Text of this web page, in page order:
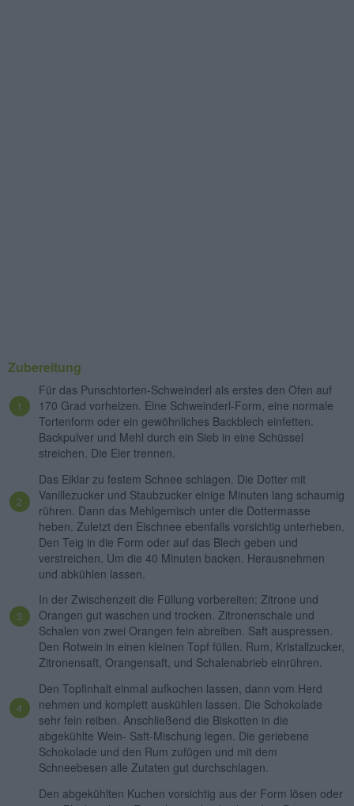
Zubereitung
Für das Punschtorten-Schweinderl als erstes den Ofen auf
170 Grad vorheizen. Eine Schweinderl-Form, eine normale
Tortenform oder ein gewöhnliches Backblech einfetten.
Backpulver und Mehl durch ein Sieb in eine Schüssel
streichen. Die Eier trennen.
Das Eiklar zu festem Schnee schlagen. Die Dotter mit
Vanillezucker und Staubzucker einige Minuten lang schaumig
rühren. Dann das Mehlgemisch unter die Dottermasse
heben. Zuletzt den Eischnee ebenfalls vorsichtig unterheben.
Den Teig in die Form oder auf das Blech geben und
verstreichen. Um die 40 Minuten backen. Herausnehmen
und abkühlen lassen.
In der Zwischenzeit die Füllung vorbereiten: Zitrone und
Orangen gut waschen und trocken. Zitronenschale und
Schalen von zwei Orangen fein abreiben. Saft auspressen.
Den Rotwein in einen kleinen Topf füllen. Rum, Kristallzucker,
Zitronensaft, Orangensaft, und Schalenabrieb einrühren.
Den Topfinhalt einmal aufkochen lassen, dann vom Herd
nehmen und komplett auskühlen lassen. Die Schokolade
sehr fein reiben. Anschließend die Biskotten in die
abgekühlte Wein- Saft-Mischung legen. Die geriebene
Schokolade und den Rum zufügen und mit dem
Schneebesen alle Zutaten gut durchschlagen.
Den abgekühlten Kuchen vorsichtig aus der Form lösen oder